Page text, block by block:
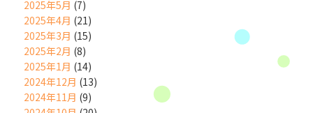
2025年5月 (7)
2025年4月 (21)
2025年3月 (15)
2025年2月 (8)
2025年1月 (14)
2024年12月 (13)
2024年11月 (9)